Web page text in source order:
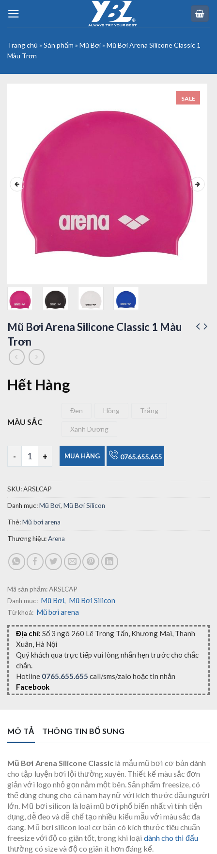
Trang chủ » Sản phẩm » Mũ Bơi» Mũ Bơi Arena Silicone Classic 1
Màu Trơn
SALE
Mũ Bơi Arena Silicone Classic 1 Màu
Trơn
Hết Hàng
MÀU SẮC
Đen
Đen Hồng
Hồng Trắng
Trắng
Xanh Dương
Xanh Dương
Mũ Bơi Arena Silicone Classic 1 Màu Trơn số lượng
MUA HÀNG 0765.655.655
SKU:ARSLCAP
Danh mục:Mũ Bơi, Mũ Bơi Silicon
Thẻ:Mũ bơi arena
Thương hiệu:Arena
Mã sản phẩm:ARSLCAP
Danh mục: Mũ Bơi, Mũ Bơi Silicon
Từ khoá: Mũ bơi arena
Địa chỉ: Số 3 ngõ 260 Lê Trọng Tấn, Khương Mai, Thanh
Xuân, Hà Nội
Quý khách qua trực tiếp vui lòng nhắn hẹn trước cho chắc
chắn.
Hotline 0765.655.655 call/sms/zalo hoặc tin nhắn
Facebook
MÔ TẢ THÔNG TIN BỔ SUNG
Mũ Bơi Arena Silicone Classic là mẫu mũ bơi cơ bản dành
cho tập luyện bơi lội thường xuyên. Thiết kế màu sắc đơn
giản với logo nhỏ gọn nằm một bên. Sản phẩm freesize, có
thể dùng chung cho cả nam hay nữ với kích thước đầu người
lớn. Mũ bơi silicon là loại mũ bơi phổ biến nhất vì tính tiện
dụng, dễ đeo và dễ chế tạo nhiều kiểu mẫu với màu sắc đa
dạng. Mũ bơi silicon loại cơ bản có kích thước tiêu chuẩn
freesize với độ co giãn tốt, trong khi loại dành cho thi đấu
thường có size và độ co giãn ít hơn đáng kể.